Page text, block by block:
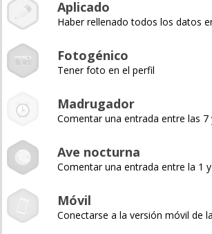
Aplicado
Haber rellenado todos los datos
Fotogénico
Tener foto en el perfil
Madrugador
Comentar una entrada entre las 7
Ave nocturna
Comentar una entrada entre la 1
Móvil
Conectarse a la versión móvil de